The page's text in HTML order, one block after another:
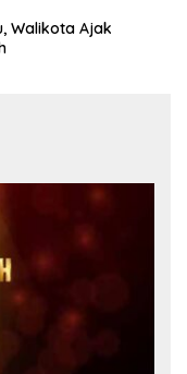
Walikota Ajak